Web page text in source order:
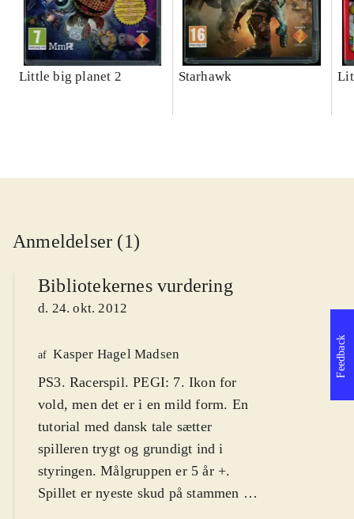
Little big planet 2 Starhawk
Anmeldelser (1)
Bibliotekernes vurdering
d. 24. okt. 2012
af Kasper Hagel Madsen
PS3. Racerspil. PEGI: 7. Ikon for
vold, men det er i en mild form. En
tutorial med dansk tale sætter
spilleren trygt og grundigt ind i
styringen. Målgruppen er 5 år +.
Spillet er nyeste skud på stammen af
Feedback